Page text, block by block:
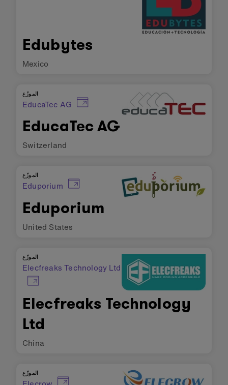
Edubytes
Mexico
الموزّع
EducaTec AG
EducaTec AG
Switzerland
الموزّع
Eduporium
Eduporium
United States
الموزّع
Elecfreaks Technology Ltd
Elecfreaks Technology
Ltd
China
الموزّع